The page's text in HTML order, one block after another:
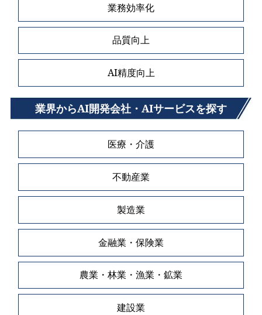
業務効率化
品質向上
AI精度向上
業界からAI開発会社・AIサービスを探す
医療・介護
不動産業
製造業
金融業・保険業
農業・林業・漁業・鉱業
建設業